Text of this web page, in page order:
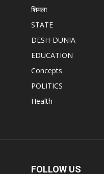
शिमला
STATE
DESH-DUNIA
EDUCATION
Concepts
POLITICS
Health
FOLLOW US